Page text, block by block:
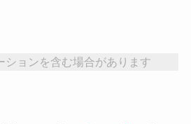
ションを含む場合があります